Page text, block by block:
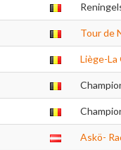
Tour de
Liège-La
Askö-